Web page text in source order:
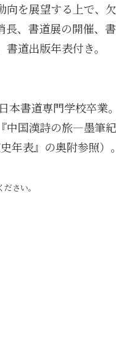
を展望する上で、
、書道展の開催、
道出版年表付き。
本書道専門学校卒業
中国漢詩の旅―墨筆
年表』の奥附参照）。
さい。